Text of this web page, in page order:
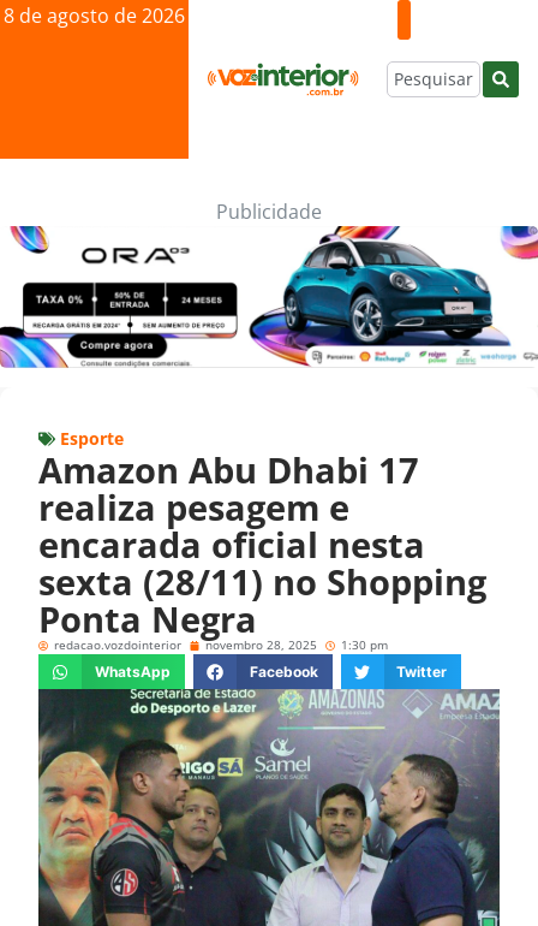
8 de agosto de 2026
Publicidade
Esporte
Amazon Abu Dhabi 17
realiza pesagem e
encarada oficial nesta
sexta (28/11) no Shopping
Ponta Negra
redacao.vozdointerior novembro 28, 2025 1:30 pm
WhatsApp Facebook Twitter